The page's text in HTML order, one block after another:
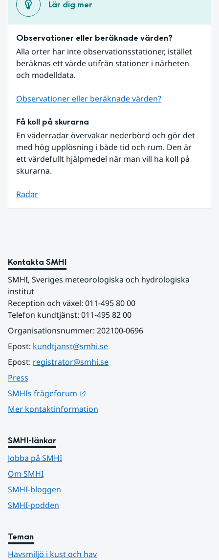
Lär dig mer
Observationer eller beräknade värden?
Alla orter har inte observationsstationer, istället
beräknas ett värde utifrån stationer i närheten
och modelldata.
Observationer eller beräknade värden?
Få koll på skurarna
En väderradar övervakar nederbörd och gör det
med hög upplösning i både tid och rum. Den är
ett värdefullt hjälpmedel när man vill ha koll på
skurarna.
Radar
Kontakta SMHI
SMHI, Sveriges meteorologiska och hydrologiska
institut
Reception och växel: 011-495 80 00
Telefon kundtjänst: 011-495 82 00
Organisationsnummer: 202100-0696
Epost: kundtjanst@smhi.se
Epost: registrator@smhi.se
Press
SMHIs frågeforum
Mer kontaktinformation
SMHI-länkar
Jobba på SMHI
Om SMHI
SMHI-bloggen
SMHI-podden
Teman
Havsmiljö i kust och hav